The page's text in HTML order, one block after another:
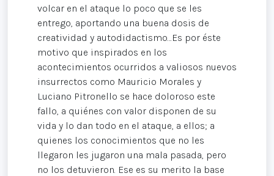
volcar en el ataque lo poco que se les
entrego, aportando una buena dosis de
creatividad y autodidactismo…Es por éste
motivo que inspirados en los
acontecimientos ocurridos a valiosos nuevos
insurrectos como Mauricio Morales y
Luciano Pitronello se hace doloroso este
fallo, a quiénes con valor disponen de su
vida y lo dan todo en el ataque, a ellos; a
quienes los conocimientos que no les
llegaron les jugaron una mala pasada, pero
no los detuvieron. Ese es su merito la base